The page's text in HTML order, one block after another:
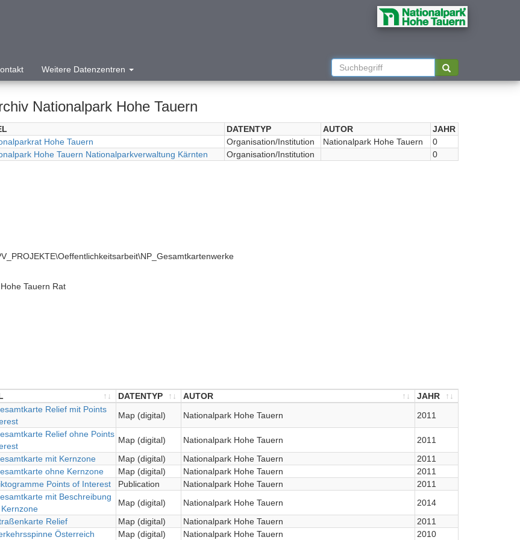
Weitere Datenzentren
Nationalpark Hohe Tauern
DATENTYP AUTOR
JAHR
Hohe Tauern Organisation/Institution Nationalpark Hohe Tauern
0
Hohe Tauern Nationalparkverwaltung Kärnten Organisation/Institution 0
Tauern Rat
DATENTYP AUTOR
JAHR
Relief mit Points
Map (digital) Nationalpark Hohe Tauern 2011
Relief ohne Points
Map (digital) Nationalpark Hohe Tauern
2011
mit Kernzone Map (digital) Nationalpark Hohe Tauern
2011
ohne Kernzone Map (digital) Nationalpark Hohe Tauern
2011
Points of Interest Publication Nationalpark Hohe Tauern
2011
mit Beschreibung
Map (digital) Nationalpark Hohe Tauern
2014
Relief Map (digital) Nationalpark Hohe Tauern
2011
Österreich Map (digital) Nationalpark Hohe Tauern 2010